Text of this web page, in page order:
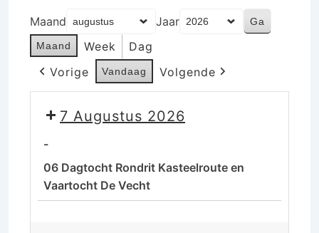
Maand Jaar
Maand Week
Dag
Vorige
Vandaag Volgende
7 Augustus 2026
-
06 Dagtocht Rondrit Kasteelroute en
Vaartocht De Vecht